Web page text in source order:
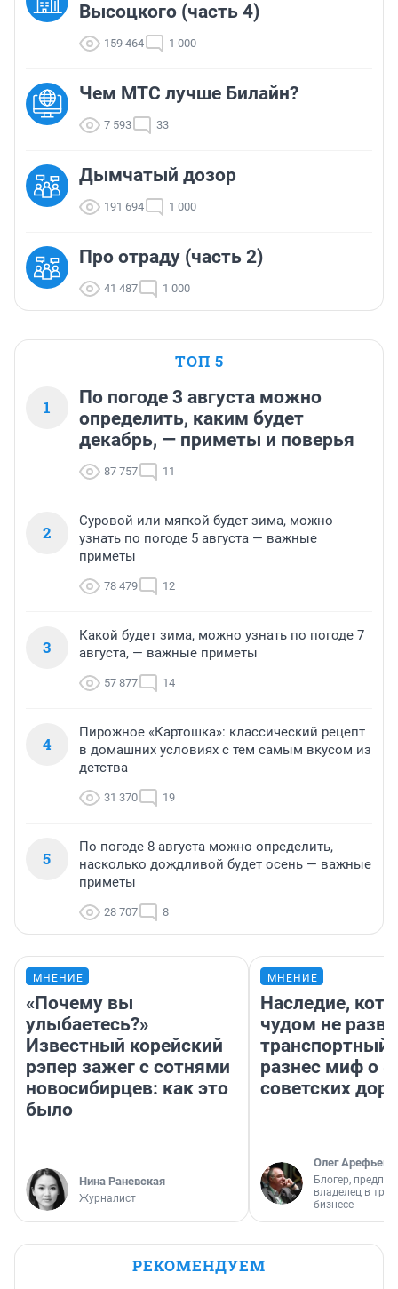
Высоцкого (часть 4)
159 464 1 000
Чем МТС лучше Билайн?
7 593 33
Дымчатый дозор
191 694 1 000
Про отраду (часть 2)
41 487 1 000
ТОП 5
1
По погоде 3 августа можно
определить, каким будет
декабрь, — приметы и поверья
87 757 11
2
Суровой или мягкой будет зима, можно
узнать по погоде 5 августа — важные
приметы
78 479 12
3
Какой будет зима, можно узнать по погоде 7
августа, — важные приметы
57 877 14
4
Пирожное «Картошка»: классический рецепт
в домашних условиях с тем самым вкусом из
детства
31 370 19
5
По погоде 8 августа можно определить,
насколько дождливой будет осень — важные
приметы
28 707 8
МНЕНИЕ
«Почему вы
улыбаетесь?»
Известный корейский
рэпер зажег с сотнями
новосибирцев: как это
было
Нина Раневская
Журналист
МНЕНИЕ
Наследие,
чудом не
транспортный
разнес миф о
советских
Олег Арефьев
Блогер,
владелец в
бизнесе
РЕКОМЕНДУЕМ